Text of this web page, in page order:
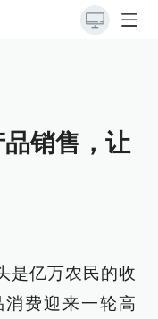
销售，让
是亿万农民的收
费迎来一轮高